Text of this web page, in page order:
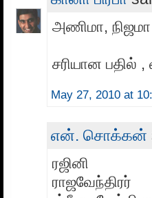
அணிமா,
சரியான பதில்
May 27, 2010 at
என். சொக்கன்
ரஜினி
ராஜவேந்திரர்